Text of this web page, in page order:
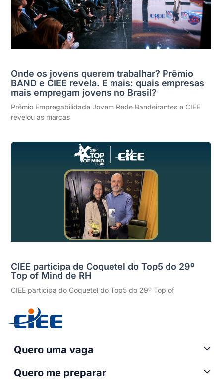
Onde os jovens querem trabalhar? Prêmio
BAND e CIEE revela. E mais: quais empresas
mais empregam jovens no Brasil?
Prêmio Empregabilidade Jovem Rede Bandeirantes e CIEE
revelou as marcas
CIEE participa de Coquetel do Top5 do 29º
Top of Mind de RH
CIEE participa do Coquetel do Top5 do 29º Top of
Quero uma vaga
Quero me preparar